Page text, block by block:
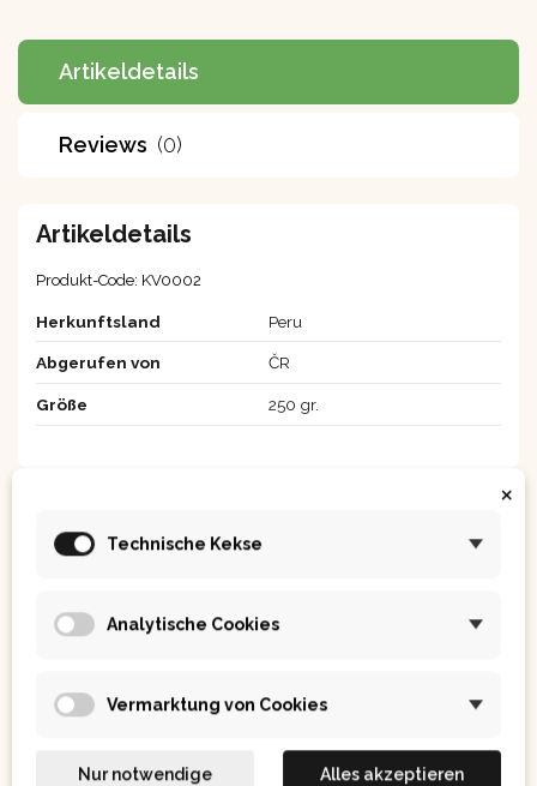
Artikeldetails
Reviews (0)
Artikeldetails
Produkt-Code: KV0002
Herkunftsland Peru
Abgerufen von ČR
Größe 250 gr.
Ostatním se také líbilo:
×
Technische Kekse
Analytische Cookies
Vermarktung von Cookies
Nur notwendige Alles akzeptieren